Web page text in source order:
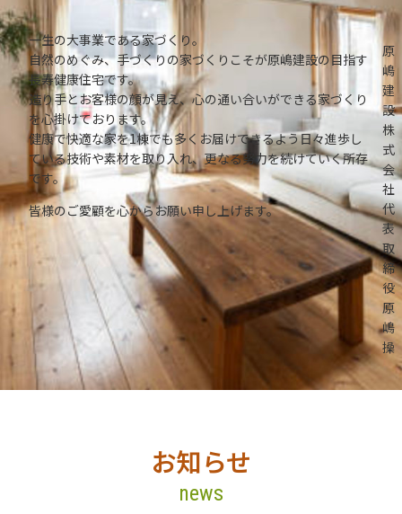
一生の大事業である家づくり。
自然のめぐみ、手づくりの家づくりこそが原嶋建設の目指す
長寿健康住宅です。
造り手とお客様の顔が見え、心の通い合いができる家づくり
を心掛けております。
健康で快適な家を1棟でも多くお届けできるよう日々進歩し
ている技術や素材を取り入れ、更なる努力を続けていく所存
です。
皆様のご愛顧を心からお願い申し上げます。
原
嶋
建
設
株
式
会
社
代
表
取
締
原
操
お知らせ
news